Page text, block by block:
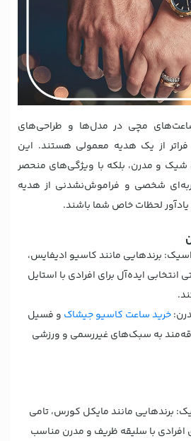
ساعت‌های مچی در مدل‌ها و طراحی‌های
از یک هدیه معمولی هستند. این
شیک و مدرن، بلکه با ویژگی‌های منحصر
شخصی و فراموش‌نشدنی از هدیه
لحظات خاص شما باشند.
برندهایی مانند کاسیو ادیفایس،
انتخابی ایده‌آل برای افرادی با استایل
خرید ساعت کاسیو جیشاک و فسیل
به سبک‌های غیررسمی و ورزشی
برندهایی مانند مایکل کورس، تامی
افرادی با سلیقه ظریف و مدرن مناسب